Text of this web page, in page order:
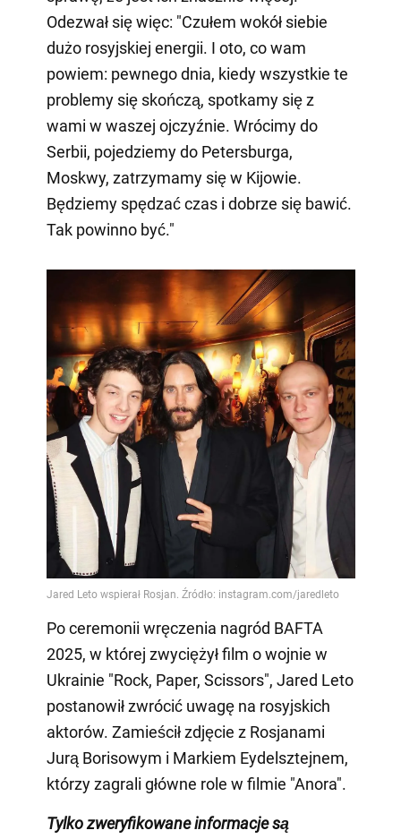
Odezwał się więc: "Czułem wokół siebie
dużo rosyjskiej energii. I oto, co wam
powiem: pewnego dnia, kiedy wszystkie te
problemy się skończą, spotkamy się z
wami w waszej ojczyźnie. Wrócimy do
Serbii, pojedziemy do Petersburga,
Moskwy, zatrzymamy się w Kijowie.
Będziemy spędzać czas i dobrze się bawić.
Tak powinno być."
Po ceremonii wręczenia nagród BAFTA
2025, w której zwyciężył film o wojnie w
Ukrainie "Rock, Paper, Scissors", Jared Leto
postanowił zwrócić uwagę na rosyjskich
aktorów. Zamieścił zdjęcie z Rosjanami
Jurą Borisowym i Markiem Eydelsztejnem,
którzy zagrali główne role w filmie "Anora".
Tylkozweryfikowane informacje są